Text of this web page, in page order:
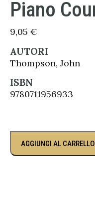
Piano
9,05 €
AUTORI
Thompson, John
ISBN
9780711956933
AGGIUNGI AL CARRELLO